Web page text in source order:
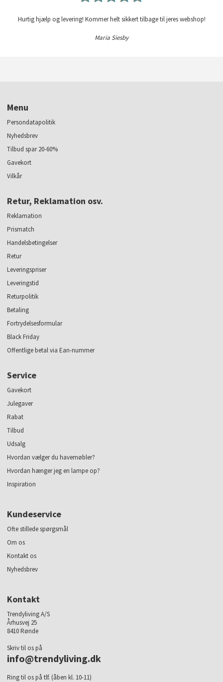
Hurtig hjælp og levering! Kommer helt sikkert tilbage til jeres webshop!
Maria Siesby
Menu
Persondatapolitik
Nyhedsbrev
Tilbud spar 20-60%
Gavekort
Vilkår
Retur, Reklamation osv.
Reklamation
Prismatch
Handelsbetingelser
Retur
Leveringspriser
Leveringstid
Returpolitik
Betaling
Fortrydelsesformular
Black Friday
Offentlige betal via Ean-nummer
Service
Gavekort
Julegaver
Rabat
Tilbud
Udsalg
Hvordan vælger du havemøbler?
Hvordan hænger jeg en lampe op?
Inspiration
Kundeservice
Ofte stillede spørgsmål
Om os
Kontakt os
Nyhedsbrev
Kontakt
Trendyliving A/S
Århusvej 25
8410 Rønde
Skriv til os på
info@trendyliving.dk
Ring til os på tlf. (åben kl. 10-11)